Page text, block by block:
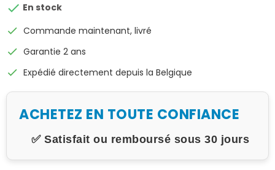
 En stock
check Commande maintenant, livré
check Garantie 2 ans
check Expédié directement depuis la Belgique
ACHETEZ EN TOUTE CONFIANCE
✅ Satisfait ou remboursé sous 30 jours